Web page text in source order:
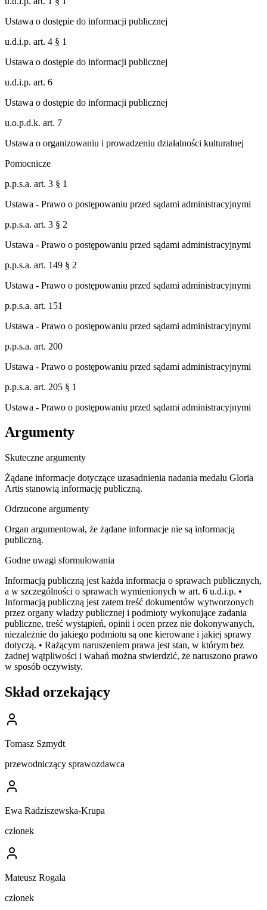
Ustawa o dostępie do informacji publicznej
u.d.i.p. art. 4 § 1
Ustawa o dostępie do informacji publicznej
u.d.i.p. art. 6
Ustawa o dostępie do informacji publicznej
u.o.p.d.k. art. 7
Ustawa o organizowaniu i prowadzeniu działalności kulturalnej
Pomocnicze
p.p.s.a. art. 3 § 1
Ustawa - Prawo o postępowaniu przed sądami administracyjnymi
p.p.s.a. art. 3 § 2
Ustawa - Prawo o postępowaniu przed sądami administracyjnymi
p.p.s.a. art. 149 § 2
Ustawa - Prawo o postępowaniu przed sądami administracyjnymi
p.p.s.a. art. 151
Ustawa - Prawo o postępowaniu przed sądami administracyjnymi
p.p.s.a. art. 200
Ustawa - Prawo o postępowaniu przed sądami administracyjnymi
p.p.s.a. art. 205 § 1
Ustawa - Prawo o postępowaniu przed sądami administracyjnymi
Argumenty
Skuteczne argumenty
Żądane informacje dotyczące uzasadnienia nadania medalu Gloria
Artis stanowią informację publiczną.
Odrzucone argumenty
Organ argumentował, że żądane informacje nie są informacją
publiczną.
Godne uwagi sformułowania
Informacją publiczną jest każda informacja o sprawach publicznych,
a w szczególności o sprawach wymienionych w art. 6 u.d.i.p. •
Informacją publiczną jest zatem treść dokumentów wytworzonych
przez organy władzy publicznej i podmioty wykonujące zadania
publiczne, treść wystąpień, opinii i ocen przez nie dokonywanych,
niezależnie do jakiego podmiotu są one kierowane i jakiej sprawy
dotyczą. • Rażącym naruszeniem prawa jest stan, w którym bez
żadnej wątpliwości i wahań można stwierdzić, że naruszono prawo
w sposób oczywisty.
Skład orzekający
Tomasz Szmydt
przewodniczący sprawozdawca
Ewa Radziszewska-Krupa
członek
Mateusz Rogala
członek